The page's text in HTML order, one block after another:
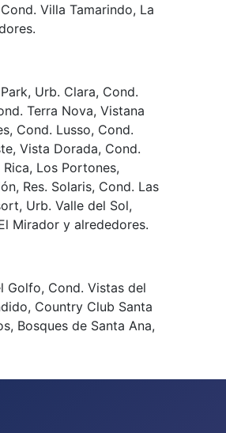
Villa Tamarindo, La
Urb. Clara, Cond.
Terra Nova, Vistana
Cond. Lusso, Cond.
Vista Dorada, Cond.
Los Portones,
Res. Solaris, Cond. Las
Urb. Valle del Sol,
Mirador y alrededores.
Golfo, Cond. Vistas del
Country Club Santa
Bosques de Santa Ana,